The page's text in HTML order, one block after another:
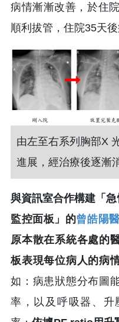
病情漸漸改善，於住
順利拔管，住院35天後
由左至右系列胸部X
進展，經治療後逐漸
與資訊室合作構建「
監控面板」的曾皓陽
原本散在系統各處的
板表現每位病人的病
如：病患狀態分布圖
率，以及呼吸器、升